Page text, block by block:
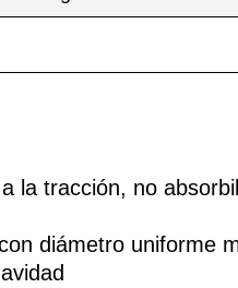
la tracción, no
diámetro uniforme